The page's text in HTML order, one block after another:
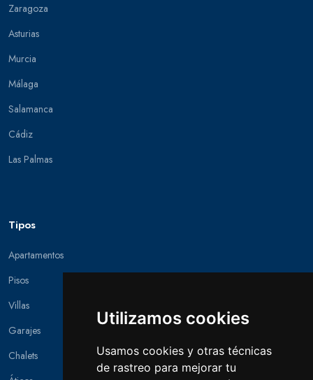
Utilizamos cookies
Usamos cookies y otras técnicas
de rastreo para mejorar tu
Zaragoza
Asturias
Murcia
Málaga
Salamanca
Cádiz
Las Palmas
Tipos
Apartamentos
Pisos
Villas
Garajes
Chalets